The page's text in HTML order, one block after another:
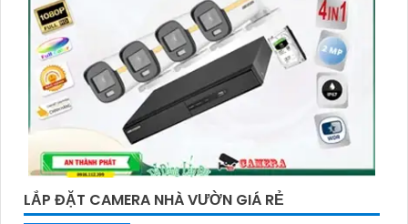
LẮP ĐẶT CAMERA NHÀ VƯỜN GIÁ RẺ